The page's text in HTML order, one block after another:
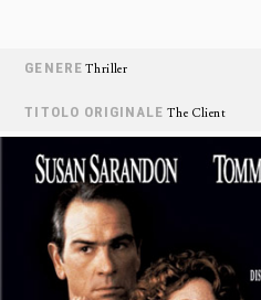
GENERE Thriller
TITOLO ORIGINALE The Client